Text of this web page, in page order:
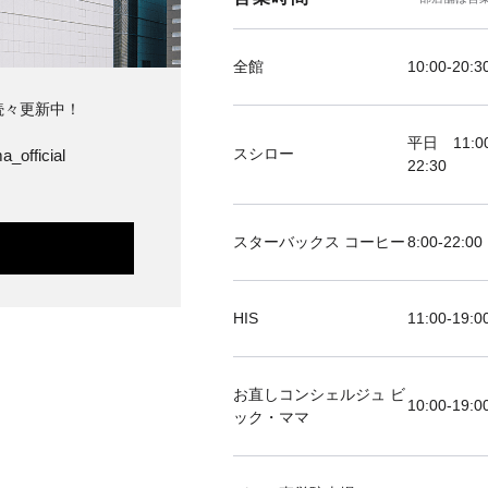
全館 10:00-
スシロー
平日
22:30
スターバックス コーヒー 8:00-22:00
HIS 11:00-
お直しコンシェルジュ ビ
ック・ママ
10:00-
更新中！